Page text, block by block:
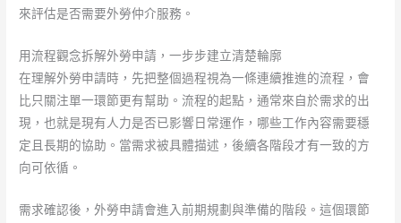
來評估是否需要外勞仲介服務。
用流程觀念拆解外勞申請，一步步建立清楚輪廓
在理解外勞申請時，先把整個過程視為一條連續推進的流程，會
比只關注單一環節更有幫助。流程的起點，通常來自於需求的出
現，也就是現有人力是否已影響日常運作，哪些工作內容需要穩
定且長期的協助。當需求被具體描述，後續各階段才有一致的方
向可依循。
需求確認後，外勞申請會進入前期規劃與準備的階段。這個環節